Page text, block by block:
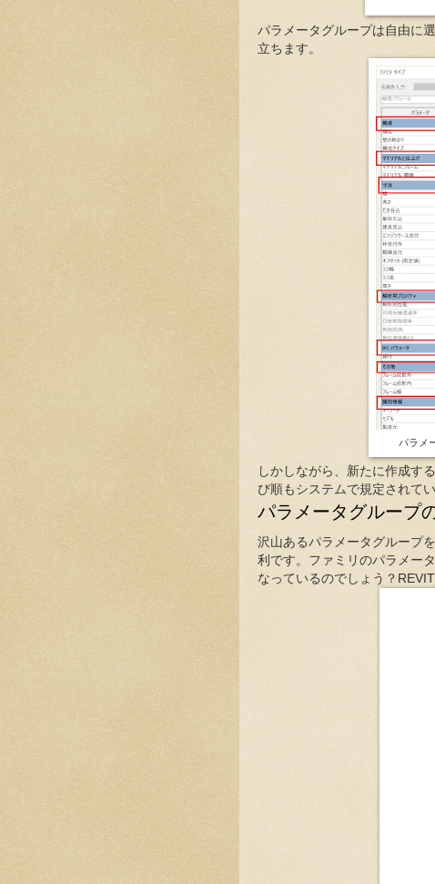
パラメータグループは自由に
立ちます。
パラメ
しかしながら、新たに作成す
び順もシステムで規定されてい
パラメータグループ
沢山あるパラメータグループ
利です。ファミリのパラメー
なっているのでしょう？